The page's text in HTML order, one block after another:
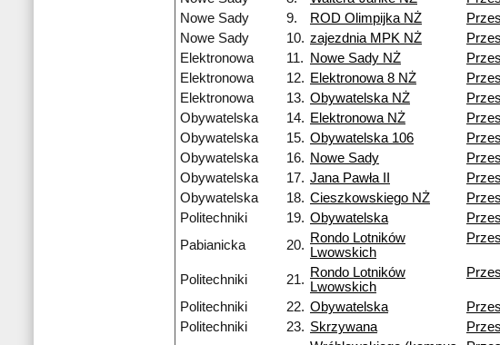
Nowe Sady
9. ROD Olimpijka NŻ
Nowe Sady
10. zajezdnia MPK NŻ
Elektronowa
11. Nowe Sady NŻ
Elektronowa
12. Elektronowa 8 NŻ
Elektronowa
13. Obywatelska NŻ
Obywatelska
14. Elektronowa NŻ
Obywatelska
15. Obywatelska 106
Obywatelska
16. Nowe Sady
Obywatelska
17. Jana Pawła II
Obywatelska
18. Cieszkowskiego NŻ
Politechniki
19. Obywatelska
Pabianicka
20. Rondo Lotników
Lwowskich
Politechniki 21. Rondo Lotników
Lwowskich
Politechniki 22. Obywatelska
Politechniki
23. Skrzywana